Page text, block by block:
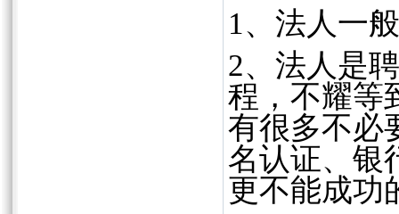
1、法人一
2、法人是
程，不耀等
有很多不必
名认证、银
更不能成功